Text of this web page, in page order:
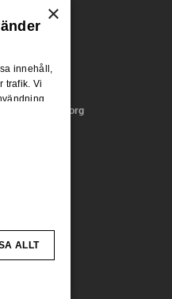
411 21 Göteborg
×
innehåll,
trafik. Vi
den med
din
ALLT